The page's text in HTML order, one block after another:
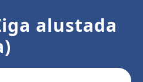
alustada